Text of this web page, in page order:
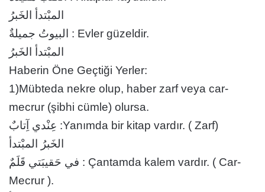
المبْتدأ الخَبرُ
البيوتُ جميلةٌ : Evler güzeldir.
المبْتدأ الخَبرُ
Haberin Öne Geçtiği Yerler:
1)Mübteda nekre olup, haber zarf veya car-
mecrur (şibhi cümle) olursa.
عِنْدي آِتابٌ :Yanımda bir kitap vardır. ( Zarf)
الخَبرُ المبْتدأ
في حَقيبَتي قَلَمٌ : Çantamda kalem vardır. ( Car-
Mecrur ).